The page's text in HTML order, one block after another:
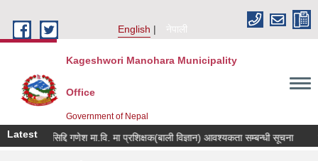
English
नेपाली
Kageshwori Manohara Municipality
Office
Government of Nepal
Latest
श्री सिद्दि गणेश मा.वि. मा प्रशिक्षक(बाली विज्ञान) आवश्यकता सम्बन्धी सूचना कर